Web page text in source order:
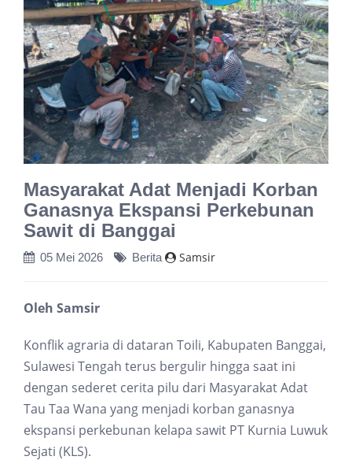
Masyarakat Adat Menjadi Korban
Ganasnya Ekspansi Perkebunan
Sawit di Banggai
05 Mei 2026 Berita Samsir
Oleh Samsir
Konflik agraria di dataran Toili, Kabupaten Banggai,
Sulawesi Tengah terus bergulir hingga saat ini
dengan sederet cerita pilu dari Masyarakat Adat
Tau Taa Wana yang menjadi korban ganasnya
ekspansi perkebunan kelapa sawit PT Kurnia Luwuk
Sejati (KLS).